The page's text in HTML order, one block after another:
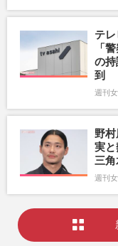
テ
「
の
到
週刊
野
実
三
週刊